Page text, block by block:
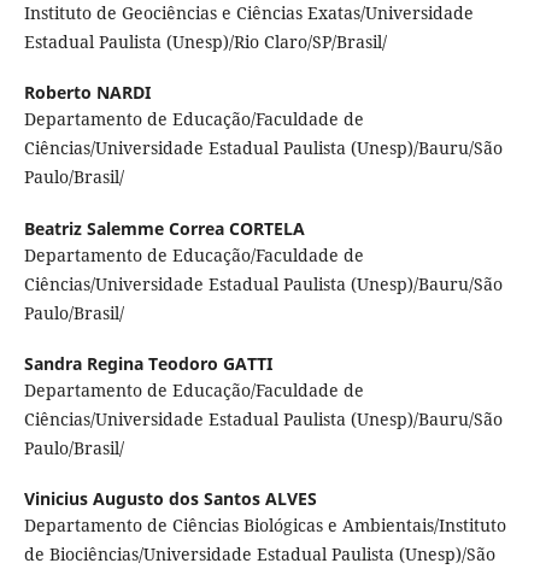
Instituto de Geociências e Ciências Exatas/Universidade
Estadual Paulista (Unesp)/Rio Claro/SP/Brasil/
Roberto NARDI
Departamento de Educação/Faculdade de
Ciências/Universidade Estadual Paulista (Unesp)/Bauru/São
Paulo/Brasil/
Beatriz Salemme Correa CORTELA
Departamento de Educação/Faculdade de
Ciências/Universidade Estadual Paulista (Unesp)/Bauru/São
Paulo/Brasil/
Sandra Regina Teodoro GATTI
Departamento de Educação/Faculdade de
Ciências/Universidade Estadual Paulista (Unesp)/Bauru/São
Paulo/Brasil/
Vinicius Augusto dos Santos ALVES
Departamento de Ciências Biológicas e Ambientais/Instituto
de Biociências/Universidade Estadual Paulista (Unesp)/São